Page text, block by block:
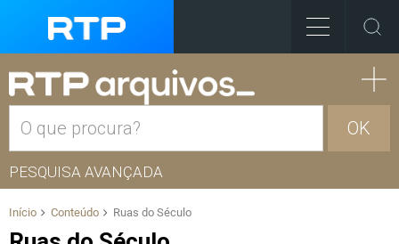
OK
PESQUISA AVANÇADA
Início Conteúdo Ruas do Século